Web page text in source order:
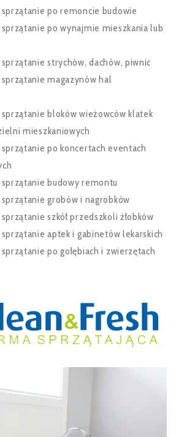
po remoncie budowie
po wynajmie mieszkania lub
strychów, dachów, piwnic
magazynów hal
bloków wieżowców klatek
mieszkaniowych
po koncertach eventach
budowy remontu
grobów i nagrobków
szkół przedszkoli żłobków
aptek i gabinetów lekarskich
po gołębiach i zwierzętach